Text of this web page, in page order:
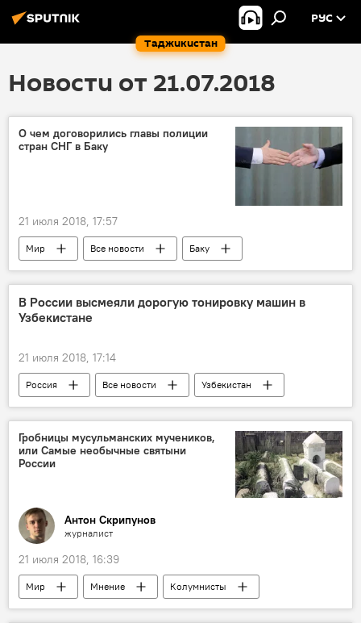
Таджикистан
РУС
Новости от 21.07.2018
О чем договорились главы полиции
стран СНГ в Баку
21 июля 2018, 17:57
Мир Все новости
Баку
МВД России
СНГ полиция
В России высмеяли дорогую тонировку машин в
Узбекистане
21 июля 2018, 17:14
Россия Все новости
Узбекистан
тонировка
Центральная Азия
Гробницы мусульманских мучеников,
или Самые необычные святыни
России
Антон Скрипунов
журналист
21 июля 2018, 16:39
Мир Мнение
Колумнисты
Все новости
Аналитика Россия